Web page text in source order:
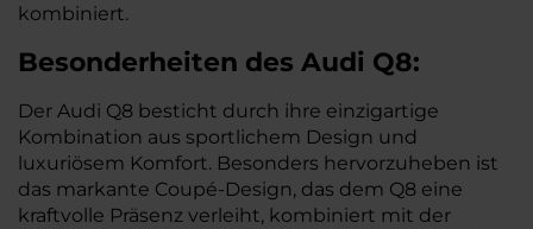
kombiniert.
Besonderheiten des Audi Q8:
Der Audi Q8 besticht durch ihre einzigartige
Kombination aus sportlichem Design und
luxuriösem Komfort. Besonders hervorzuheben ist
das markante Coupé-Design, das dem Q8 eine
kraftvolle Präsenz verleiht, kombiniert mit der